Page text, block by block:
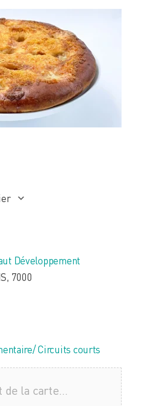
Développement
7000
Circuits courts
la carte…